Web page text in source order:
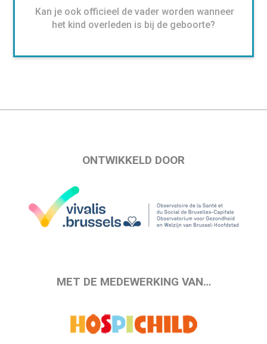
Kan je ook officieel de vader worden wanneer
het kind overleden is bij de geboorte?
ONTWIKKELD DOOR
MET DE MEDEWERKING VAN…